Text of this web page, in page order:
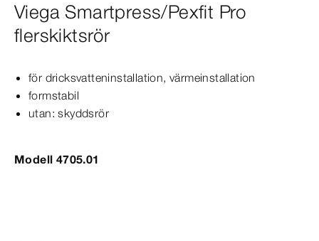
Viega Smartpress/Pexfit Pro
flerskiktsrör
för dricksvatteninstallation, värmeinstallation
formstabil
utan: skyddsrör
Modell 4705.01